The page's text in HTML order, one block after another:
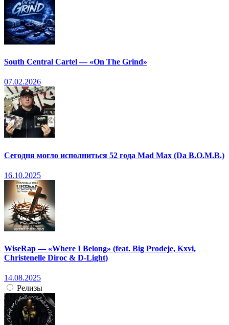
South Central Cartel — «On The Grind»
07.02.2026
Сегодня могло исполниться 52 года Mad Max (Da B.O.M.B.)
16.10.2025
WiseRap — «Where I Belong» (feat. Big Prodeje, Kxvi,
Christenelle Diroc & D-Light)
14.08.2025
Релизы